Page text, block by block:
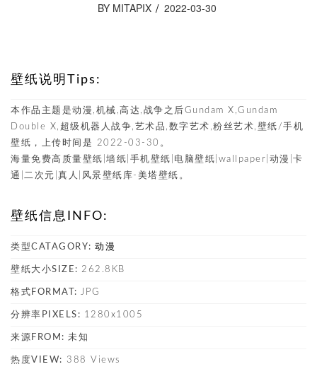
BY MITAPIX 2022-03-30
壁纸说明Tips:
本作品主题是动漫,机械,高达,战争之后Gundam X,Gundam
Double X,超级机器人战争,艺术品,数字艺术,粉丝艺术,壁纸/手机
壁纸，上传时间是 2022-03-30。
海量免费高质量壁纸|墙纸|手机壁纸|电脑壁纸|wallpaper|动漫|卡
通|二次元|真人|风景壁纸库-美塔壁纸。
壁纸信息INFO:
类型CATAGORY: 动漫
壁纸大小SIZE: 262.8KB
格式FORMAT: JPG
分辨率PIXELS: 1280x1005
来源FROM: 未知
热度VIEW: 388 Views